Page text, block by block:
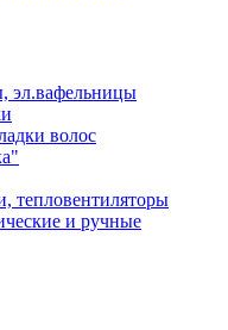
эл.вафельницы
волос
тепловентиляторы
и ручные